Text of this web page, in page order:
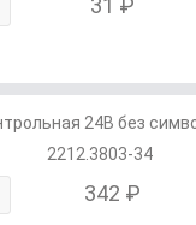
31 ₽
24В без
2212.3803-34
342 ₽